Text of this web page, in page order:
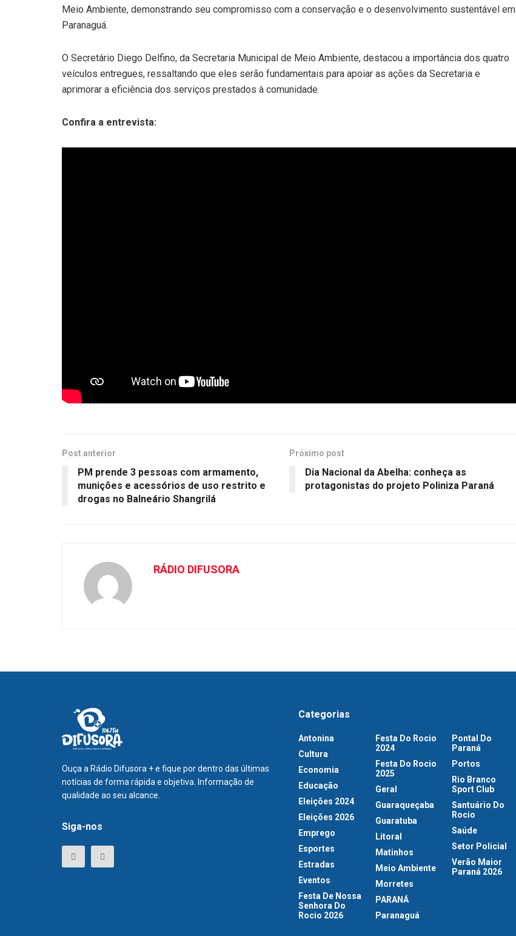
Meio Ambiente, demonstrando seu compromisso com a conservação e o desenvolvimento sustentável em
Paranaguá.
O Secretário Diego Delfino, da Secretaria Municipal de Meio Ambiente, destacou a importância dos quatro
veículos entregues, ressaltando que eles serão fundamentais para apoiar as ações da Secretaria e
aprimorar a eficiência dos serviços prestados à comunidade.
Confira a entrevista:
Post anterior
PM prende 3 pessoas com armamento,
munições e acessórios de uso restrito e
drogas no Balneário Shangrilá
Próximo post
Dia Nacional da Abelha: conheça as
protagonistas do projeto Poliniza Paraná
RÁDIO DIFUSORA
Ouça a Rádio Difusora + e fique por dentro das últimas
notícias de forma rápida e objetiva. Informação de
qualidade ao seu alcance.
Siga-nos
Categorias
Antonina
Cultura
Economia
Educação
Eleições 2024
Eleições 2026
Emprego
Esportes
Estradas
Eventos
Festa De Nossa
Senhora Do
Rocio 2026
Festa Do Rocio
2024
Festa Do Rocio
2025
Geral
Guaraqueçaba
Guaratuba
Litoral
Matinhos
Meio Ambiente
Morretes
PARANÁ
Paranaguá
Pontal Do
Paraná
Portos
Rio Branco
Sport Club
Santuário Do
Rocio
Saúde
Setor Policial
Verão Maior
Paraná 2026